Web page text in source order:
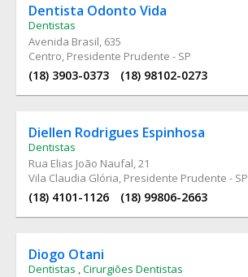
Dentista Odonto Vida
Dentistas
Avenida Brasil, 635
Centro, Presidente Prudente - SP
(18) 3903-0373 (18) 98102-0273
Diellen Rodrigues Espinhosa
Dentistas
Rua Elias João Naufal, 21
Vila Claudia Glória, Presidente Prudente - SP
(18) 4101-1126 (18) 99806-2663
Diogo Otani
Dentistas ,Cirurgiões Dentistas